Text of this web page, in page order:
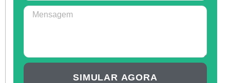
SIMULAR AGORA